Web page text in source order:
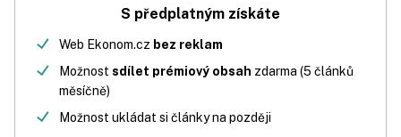
S předplatným získáte
Web Ekonom.cz bez reklam
Možnost sdílet prémiový obsah zdarma (5 článků
měsíčně)
Možnost ukládat si články na později